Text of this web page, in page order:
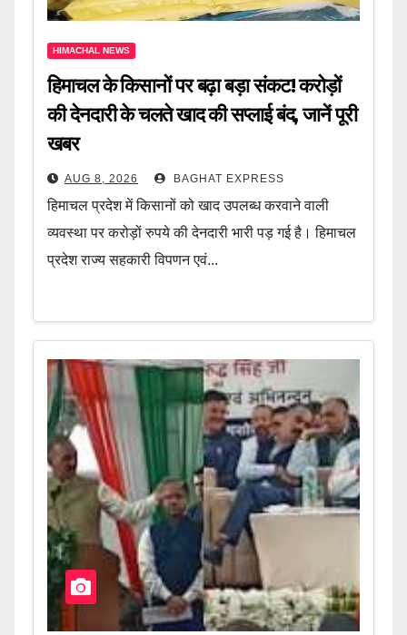
HIMACHAL NEWS
हिमाचल के किसानों पर बढ़ा बड़ा संकट! करोड़ों
की देनदारी के चलते खाद की सप्लाई बंद, जानें पूरी
खबर
AUG 8, 2026 BAGHAT EXPRESS
हिमाचल प्रदेश में किसानों को खाद उपलब्ध करवाने वाली
व्यवस्था पर करोड़ों रुपये की देनदारी भारी पड़ गई है। हिमाचल
प्रदेश राज्य सहकारी विपणन एवं...